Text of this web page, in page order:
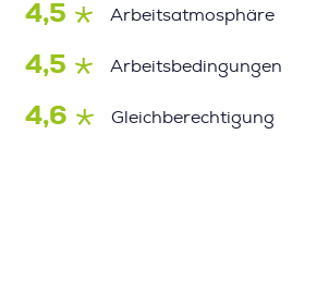
4,5 Arbeitsatmosphäre
4,5 Arbeitsbedingungen
4,6 Gleichberechtigung